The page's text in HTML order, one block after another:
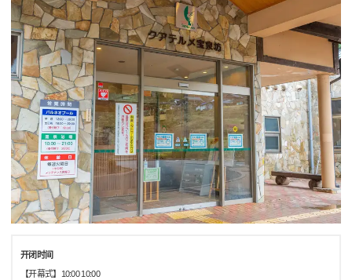
开闭时间
【开幕式】10:00 10:00